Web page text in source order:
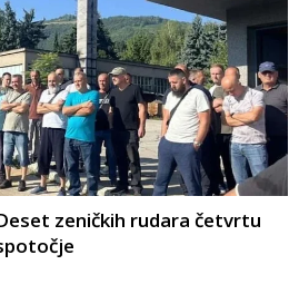
zeničkih rudara četvrtu